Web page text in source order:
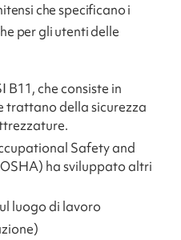
che specificano i
per gli utenti delle
che consiste in
trattano della sicurezza
Safety and
ha sviluppato altri
luogo di lavoro